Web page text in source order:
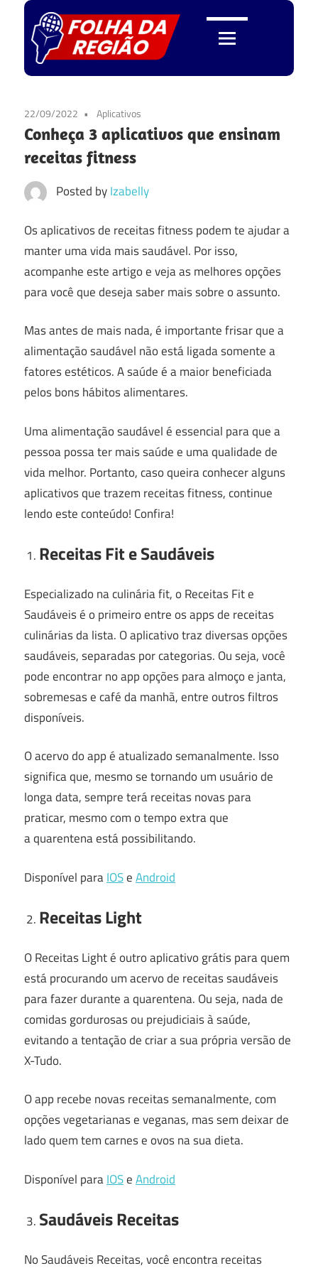
Skip
to
content
Folha
da
Região
22/09/2022 Aplicativos
Conheça 3 aplicativos que ensinam
receitas fitness
Posted byIzabelly
Os aplicativos de receitas fitness podem te ajudar a
manter uma vida mais saudável. Por isso,
acompanhe este artigo e veja as melhores opções
para você que deseja saber mais sobre o assunto.
Mas antes de mais nada, é importante frisar que a
alimentação saudável não está ligada somente a
fatores estéticos. A saúde é a maior beneficiada
pelos bons hábitos alimentares.
Uma alimentação saudável é essencial para que a
pessoa possa ter mais saúde e uma qualidade de
vida melhor. Portanto, caso queira conhecer alguns
aplicativos que trazem receitas fitness, continue
lendo este conteúdo! Confira!
Receitas Fit e Saudáveis
Especializado na culinária fit, o Receitas Fit e
Saudáveis é o primeiro entre os apps de receitas
culinárias da lista. O aplicativo traz diversas opções
saudáveis, separadas por categorias. Ou seja, você
pode encontrar no app opções para almoço e janta,
sobremesas e café da manhã, entre outros filtros
disponíveis.
O acervo do app é atualizado semanalmente. Isso
significa que, mesmo se tornando um usuário de
longa data, sempre terá receitas novas para
praticar, mesmo com o tempo extra que
a quarentena está possibilitando.
Disponível paraIOSeAndroid
Receitas Light
O Receitas Light é outro aplicativo grátis para quem
está procurando um acervo de receitas saudáveis
para fazer durante a quarentena. Ou seja, nada de
comidas gordurosas ou prejudiciais à saúde,
evitando a tentação de criar a sua própria versão de
X-Tudo.
O app recebe novas receitas semanalmente, com
opções vegetarianas e veganas, mas sem deixar de
lado quem tem carnes e ovos na sua dieta.
Disponível paraIOSeAndroid
Saudáveis Receitas
No Saudáveis Receitas, você encontra receitas